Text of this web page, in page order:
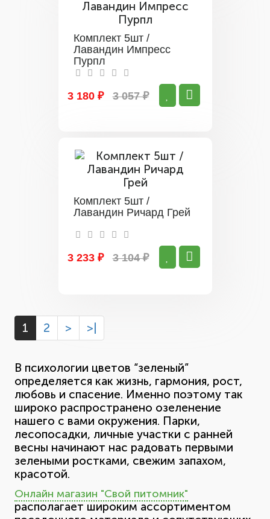
Комплект 5шт /
Лавандин Импресс
Пурпл
3 180 ₽ 3 057 ₽
Комплект 5шт /
Лавандин Ричард Грей
3 233 ₽ 3 104 ₽
1 2 > >|
В психологии цветов “зеленый”
определяется как жизнь, гармония, рост,
любовь и спасение. Именно поэтому так
широко распространено озеленение
нашего с вами окружения. Парки,
лесопосадки, личные участки с ранней
весны начинают нас радовать первыми
зелеными ростками, свежим запахом,
красотой.
Онлайн магазин "Свой питомник"
располагает широким ассортиментом